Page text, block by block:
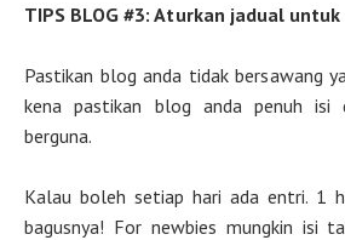
TIPS BLOG #3: Aturkan jadual
Pastikan blog anda tidak bersawang
kena pastikan blog anda penuh isi
berguna.
Kalau boleh setiap hari ada entri. 1
bagusnya! For newbies mungkin isi